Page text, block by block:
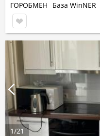
ГОРОБМЕН
База WinNER
1/21